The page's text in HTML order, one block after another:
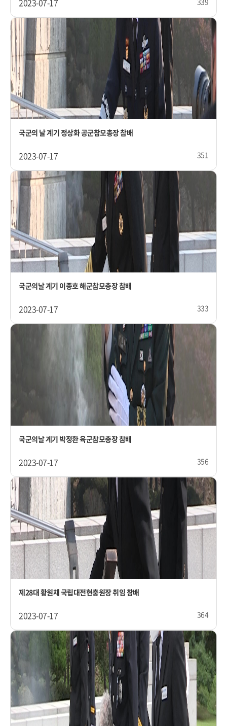
2023-07-17
국군의 날 계기 정상화 공군참모총장 참배
2023-07-17 351
국군의날 계기 이종호 해군참모총장 참배
2023-07-17 333
국군의날 계기 박정환 육군참모총장 참배
2023-07-17 356
제28대 황원채 국립대전현충원장 취임 참배
2023-07-17 364